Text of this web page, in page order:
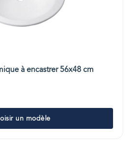
à encastrer 56x48 cm
un modèle